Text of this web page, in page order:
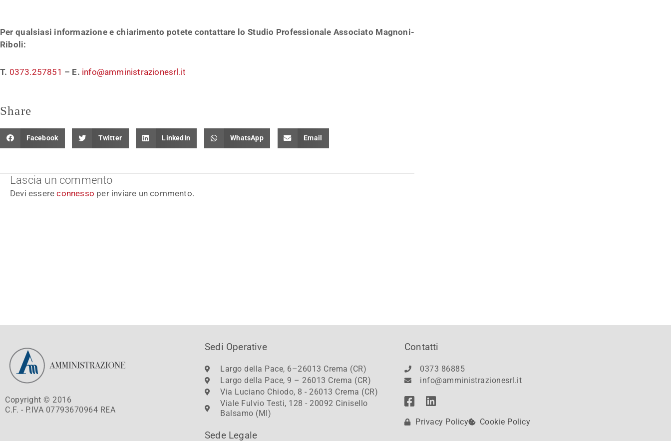
Per qualsiasi informazione e chiarimento potete contattare lo Studio Professionale Associato Magnoni-
Riboli:
T. 0373.257851 – E. info@amministrazionesrl.it
Share
Facebook Twitter LinkedIn WhatsApp Email
Lascia un commento
Devi essereconnesso per inviare un commento.
Copyright © 2016
C.F. - P.IVA 07793670964 REA
Sedi Operative
Largo della Pace, 6–26013 Crema (CR)
Largo della Pace, 9 – 26013 Crema (CR)
Via Luciano Chiodo, 8 - 26013 Crema (CR)
Viale Fulvio Testi, 128 - 20092 Cinisello
Balsamo (MI)
Sede Legale
Contatti
0373 86885
info@amministrazionesrl.it
Privacy Policy Cookie Policy